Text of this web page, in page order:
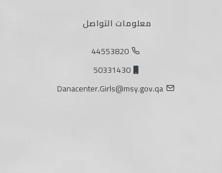
معلومات التواصل
44553820
50331430
Danacenter.Girls@msy.gov.qa